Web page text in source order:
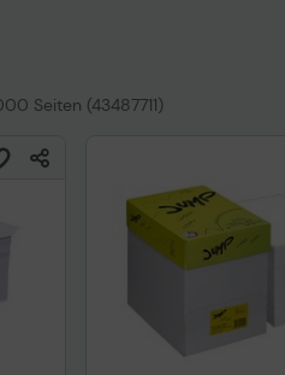
Seiten (43487711)